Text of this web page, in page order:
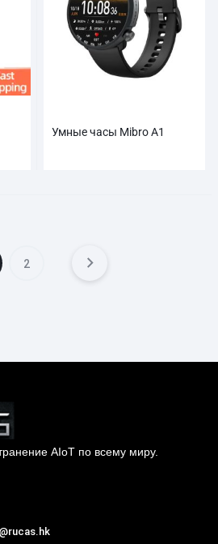
Умные часы Mibro A1
2
AIoT по всему миру.